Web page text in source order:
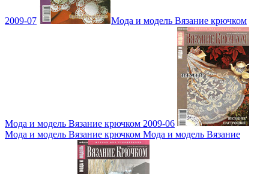
2009-07 Мода и модель Вязание крючком
Мода и модель Вязание крючком 2009-06
Мода и модель Вязание крючком Мода и модель Вязание